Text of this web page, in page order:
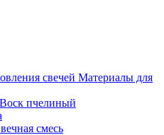
Материалы для
Воск пчелиный
смесь